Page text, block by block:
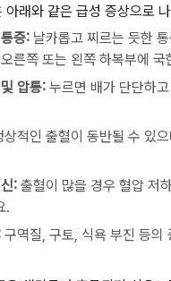
아래와 같은 급성 증상으로
증: 날카롭고 찌르는 듯한
른쪽 또는 왼쪽 하복부에 국
압통: 누르면 배가 단단하
상적인 출혈이 동반될 수 있
: 출혈이 많을 경우 혈압 저
.
구역질, 구토, 식욕 부진 등의